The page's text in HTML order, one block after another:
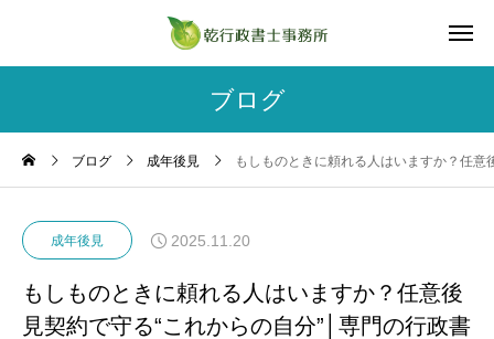
ブログ
ブログ 成年後見 もしものときに頼れる人はいますか？任
成年後見 2025.11.20
もしものときに頼れる人はいますか？任意後
見契約で守る“これからの自分”│専門の行政書